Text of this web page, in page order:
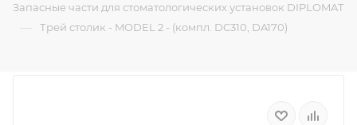
Запасные части для стоматологических установок DIPLOMAT
— Трей столик - MODEL 2 - (компл. DC310, DA170)